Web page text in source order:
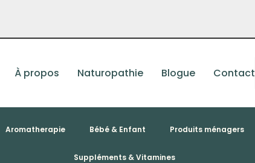
À propos Naturopathie Blogue Contact
Aromatherapie Bébé & Enfant Produits ménagers
Suppléments & Vitamines